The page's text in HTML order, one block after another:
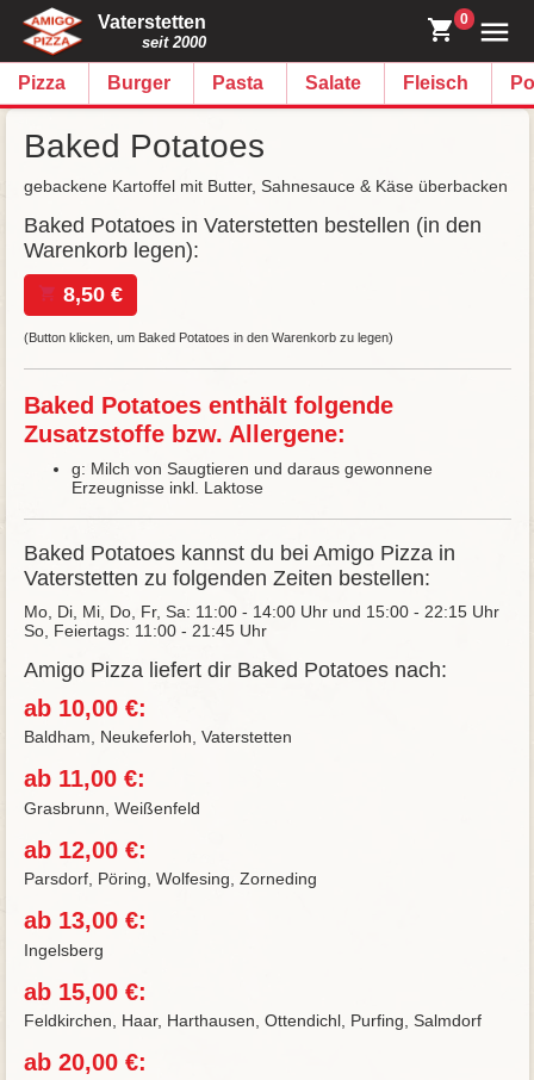
Vaterstetten
seit 2000
0
Pizza Burger Pasta Salate Fleisch
Baked Potatoes
gebackene Kartoffel mit Butter, Sahnesauce & Käse überbacken
Baked Potatoes in Vaterstetten bestellen (in den
Warenkorb legen):
8,50 €
(Button klicken, um Baked Potatoes in den Warenkorb zu legen)
Baked Potatoes enthält folgende
Zusatzstoffe bzw. Allergene:
g: Milch von Saugtieren und daraus gewonnene
Erzeugnisse inkl. Laktose
Baked Potatoes kannst du bei Amigo Pizza in
Vaterstetten zu folgenden Zeiten bestellen:
Mo, Di, Mi, Do, Fr, Sa: 11:00 - 14:00 Uhr und 15:00 - 22:15 Uhr
So, Feiertags: 11:00 - 21:45 Uhr
Amigo Pizza liefert dir Baked Potatoes nach:
ab 10,00 €:
Baldham, Neukeferloh, Vaterstetten
ab 11,00 €:
Grasbrunn, Weißenfeld
ab 12,00 €:
Parsdorf, Pöring, Wolfesing, Zorneding
ab 13,00 €:
Ingelsberg
ab 15,00 €:
Feldkirchen, Haar, Harthausen, Ottendichl, Purfing, Salmdorf
ab 20,00 €: